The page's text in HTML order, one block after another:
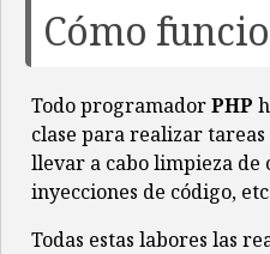
Cómo
Todo programadorPHP
clase para realizar
llevar a cabo limpieza de
inyecciones de código,
Todas estas labores las